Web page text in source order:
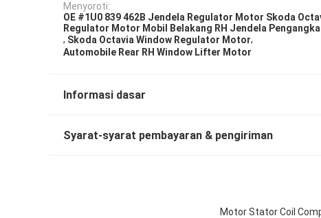
Menyoroti:
OE #1U0 839 462B Jendela Regulator Motor Skoda
Regulator Motor Mobil Belakang RH Jendela
, Skoda Octavia Window Regulator Motor,
Automobile Rear RH Window Lifter Motor
Informasi dasar
Syarat-syarat pembayaran & pengiriman
Motor Stator Coil